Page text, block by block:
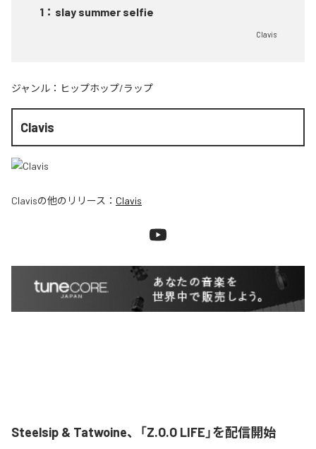
1 ： slay summer selfie
Clavis
ジャンル： ヒップホップ/ラップ
Clavis
Clavisの他のリリース： Clavis
Steelsip & Tatwoine、「Z.O.O LIFE」を配信開始